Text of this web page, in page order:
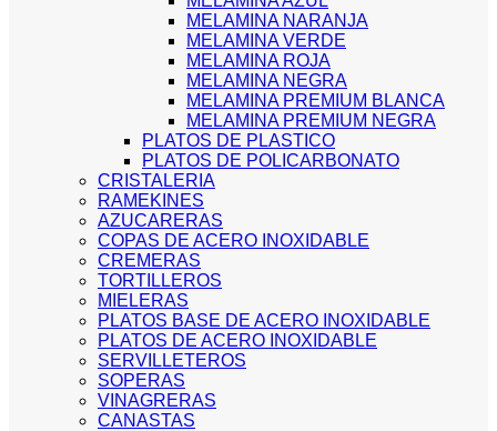
MELAMINA NARANJA
MELAMINA VERDE
MELAMINA ROJA
MELAMINA NEGRA
MELAMINA PREMIUM BLANCA
MELAMINA PREMIUM NEGRA
PLATOS DE PLASTICO
PLATOS DE POLICARBONATO
CRISTALERIA
RAMEKINES
AZUCARERAS
COPAS DE ACERO INOXIDABLE
CREMERAS
TORTILLEROS
MIELERAS
PLATOS BASE DE ACERO INOXIDABLE
PLATOS DE ACERO INOXIDABLE
SERVILLETEROS
SOPERAS
VINAGRERAS
CANASTAS